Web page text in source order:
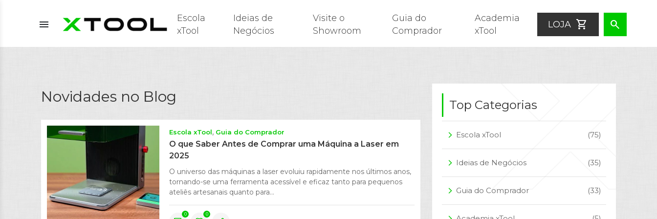
menu
Escola
xTool
Ideias de
Negócios
Visite o
Showroom
Guia do
Comprador
Academia
xTool
LOJA shopping_cart search
Novidades no Blog
Escola xTool Guia do Comprador
O que Saber Antes de Comprar uma Máquina a Laser em
2025
O universo das máquinas a laser evoluiu rapidamente nos últimos anos,
tornando-se uma ferramenta acessível e eficaz tanto para pequenos
ateliês artesanais quanto para...
0 0
Top Categorias
arrow_forward_ios Escola xTool (75)
arrow_forward_ios Ideias de Negócios (35)
arrow_forward_ios Guia do Comprador (33)